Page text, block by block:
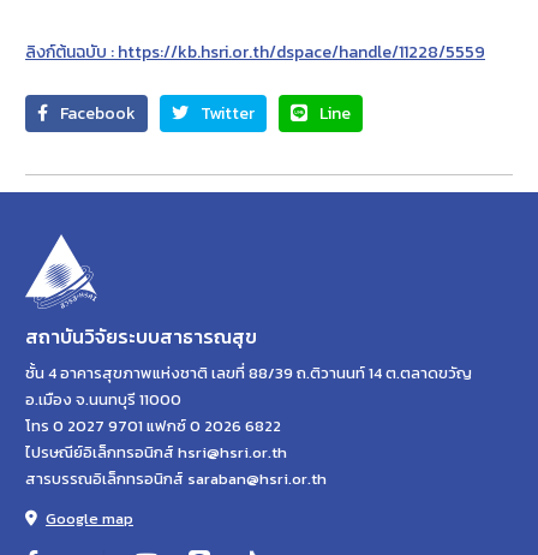
ลิงก์ต้นฉบับ : https://kb.hsri.or.th/dspace/handle/11228/5559
Facebook Twitter Line
สถาบันวิจัยระบบสาธารณสุข
ชั้น 4 อาคารสุขภาพแห่งชาติ เลขที่ 88/39 ถ.ติวานนท์ 14 ต.ตลาดขวัญ
อ.เมือง จ.นนทบุรี 11000
โทร 0 2027 9701 แฟกซ์ 0 2026 6822
ไปรษณีย์อิเล็กทรอนิกส์ hsri@hsri.or.th
สารบรรณอิเล็กทรอนิกส์ saraban@hsri.or.th
Google map